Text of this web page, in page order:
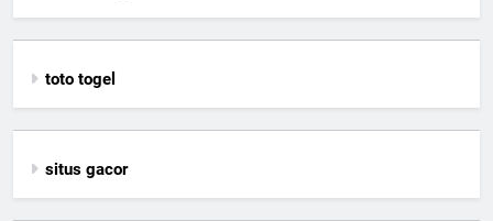
toto togel
situs gacor